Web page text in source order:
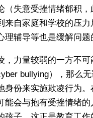
（失意受挫情绪郁积
来自家庭和学校的压
理辅导等也是缓解问题
，力量较弱的一方不
bullying），那么
身份来实施欺凌行为
能会与抱有受挫情绪